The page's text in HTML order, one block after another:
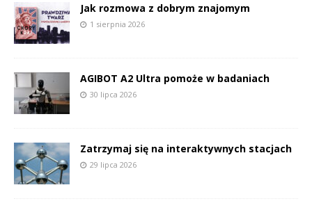
Jak rozmowa z dobrym znajomym
1 sierpnia 2026
AGIBOT A2 Ultra pomoże w badaniach
30 lipca 2026
Zatrzymaj się na interaktywnych stacjach
29 lipca 2026